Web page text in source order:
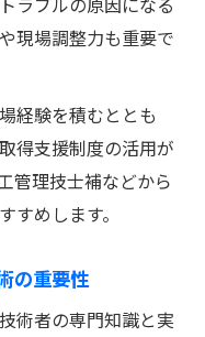
現場調整力も重要で
経験を積むととも
得支援制度の活用が
管理技士補などから
すめします。
の重要性
術者の専門知識と実